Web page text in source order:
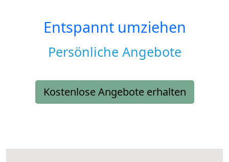
Entspannt umziehen
Persönliche Angebote
Kostenlose Angebote erhalten